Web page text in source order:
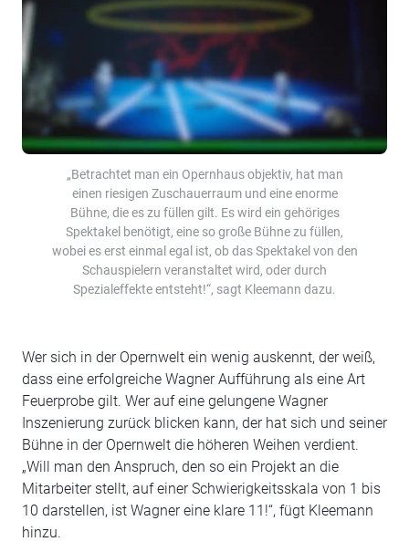
„Betrachtet man ein Opernhaus objektiv, hat man
einen riesigen Zuschauerraum und eine enorme
Bühne, die es zu füllen gilt. Es wird ein gehöriges
Spektakel benötigt, eine so große Bühne zu füllen,
wobei es erst einmal egal ist, ob das Spektakel von den
Schauspielern veranstaltet wird, oder durch
Spezialeffekte entsteht!“, sagt Kleemann dazu.
Wer sich in der Opernwelt ein wenig auskennt, der weiß,
dass eine erfolgreiche Wagner Aufführung als eine Art
Feuerprobe gilt. Wer auf eine gelungene Wagner
Inszenierung zurück blicken kann, der hat sich und seiner
Bühne in der Opernwelt die höheren Weihen verdient.
„Will man den Anspruch, den so ein Projekt an die
Mitarbeiter stellt, auf einer Schwierigkeitsskala von 1 bis
10 darstellen, ist Wagner eine klare 11!“, fügt Kleemann
hinzu.